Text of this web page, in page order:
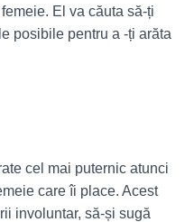
El va căuta să-ți
posibile pentru a -ți arăta
cel mai puternic atunci
care îi place. Acest
involuntar, să-și sugă